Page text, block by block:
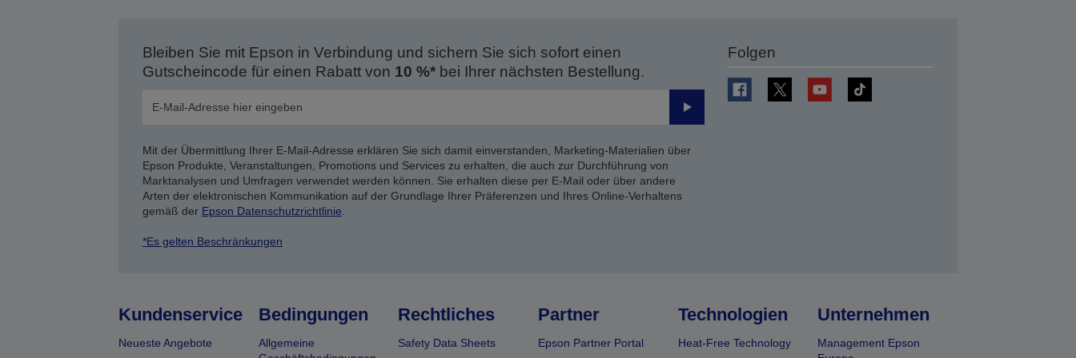
Bleiben Sie mit Epson in Verbindung und sichern Sie sich sofort einen
Gutscheincode für einen Rabatt von 10 %*bei Ihrer nächsten Bestellung.
Senden
Mit der Übermittlung Ihrer E-Mail-Adresse erklären Sie sich damit einverstanden, Marketing-Materialien über
Epson Produkte, Veranstaltungen, Promotions und Services zu erhalten, die auch zur Durchführung von
Marktanalysen und Umfragen verwendet werden können. Sie erhalten diese per E-Mail oder über andere
Arten der elektronischen Kommunikation auf der Grundlage Ihrer Präferenzen und Ihres Online-Verhaltens
gemäß der Epson Datenschutzrichtlinie.
*Es gelten Beschränkungen
Folgen
Kundenservice
Neueste Angebote
Bedingungen
Allgemeine
Rechtliches
Safety Data Sheets
Partner
Epson Partner Portal
Technologien
Heat-Free Technology
Unternehmen
Management Epson